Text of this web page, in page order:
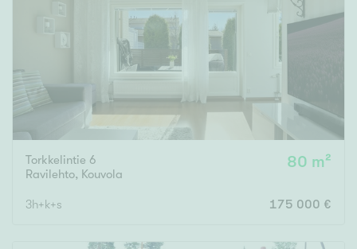
Torkkelintie 6
Ravilehto, Kouvola
80 m²
3h+k+s 175 000 €